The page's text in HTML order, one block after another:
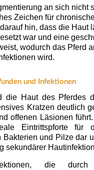
an sich nicht
Zeichen für
hin, dass die Haut
war und eine
wodurch das Pferd
wird.
und Infektionen
die Haut des Pferdes
Kratzen deutlich
offenen Läsionen
Eintrittspforte für
Bakterien und Pilze dar
sekundärer
die